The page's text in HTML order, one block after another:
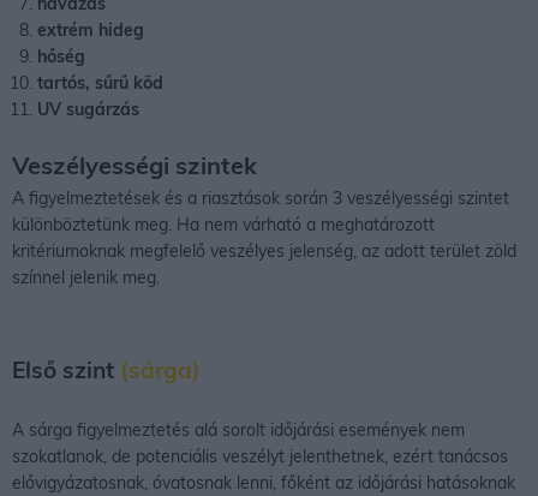
extrém hideg
hőség
tartós, sűrű köd
UV sugárzás
Veszélyességi szintek
A figyelmeztetések és a riasztások során 3 veszélyességi szintet
különböztetünk meg. Ha nem várható a meghatározott
kritériumoknak megfelelő veszélyes jelenség, az adott terület zöld
színnel jelenik meg.
Első szint (sárga)
A sárga figyelmeztetés alá sorolt időjárási események nem
szokatlanok, de potenciális veszélyt jelenthetnek, ezért tanácsos
elővigyázatosnak, óvatosnak lenni, főként az időjárási hatásoknak